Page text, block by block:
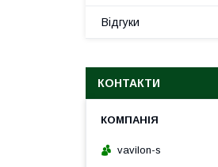
Відгуки
КОНТАКТИ
vavilon-s